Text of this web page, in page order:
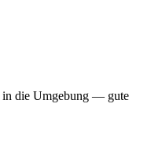
in die Umgebung — gute